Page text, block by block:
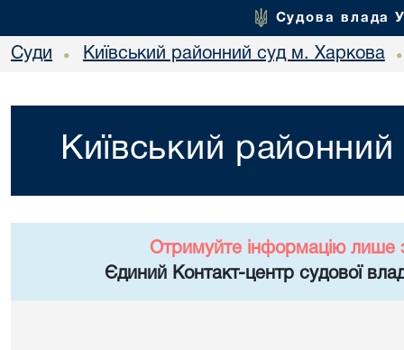
Судова влада
Суди • Київський районний суд м. Харкова •
Київський
Отримуйте інформацію лише
Єдиний Контакт-центр судової